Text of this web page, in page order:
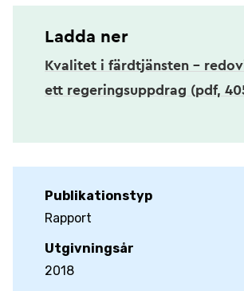
Ladda ner
Kvalitet i färdtjänsten -
ett regeringsuppdrag (pdf,
Publikationstyp
Rapport
Utgivningsår
2018